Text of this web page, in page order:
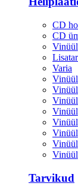
CD
CD
Varia
Tarvikud